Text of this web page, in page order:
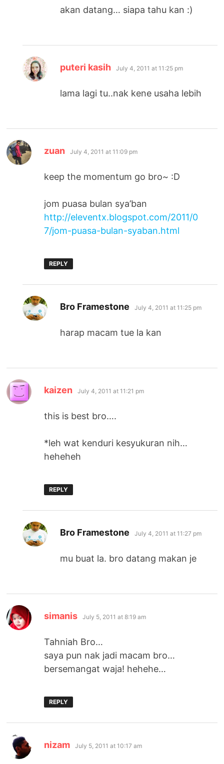
akan datang… siapa tahu kan :)
puteri kasih says:
July 4, 2011 at 11:25 pm
lama lagi tu..nak kene usaha lebih
zuan says:
July 4, 2011 at 11:09 pm
keep the momentum go bro~ :D
jom puasa bulan sya’ban
http://eleventx.blogspot.com/2011/0
7/jom-puasa-bulan-syaban.html
REPLY
Bro Framestone says:
July 4, 2011 at 11:25 pm
harap macam tue la kan
kaizen says:
July 4, 2011 at 11:21 pm
this is best bro….
*leh wat kenduri kesyukuran nih…
heheheh
REPLY
Bro Framestone says:
July 4, 2011 at 11:27 pm
mu buat la. bro datang makan je
simanis says:
July 5, 2011 at 8:19 am
Tahniah Bro…
saya pun nak jadi macam bro…
bersemangat waja! hehehe…
REPLY
nizam says:
July 5, 2011 at 10:17 am